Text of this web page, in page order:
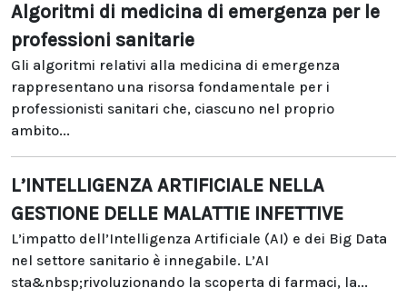
Algoritmi di medicina di emergenza per le
professioni sanitarie
Gli algoritmi relativi alla medicina di emergenza
rappresentano una risorsa fondamentale per i
professionisti sanitari che, ciascuno nel proprio
ambito...
L’INTELLIGENZA ARTIFICIALE NELLA
GESTIONE DELLE MALATTIE INFETTIVE
L’impatto dell’Intelligenza Artificiale (AI) e dei Big Data
nel settore sanitario è innegabile. L’AI
sta&nbsp;rivoluzionando la scoperta di farmaci, la...